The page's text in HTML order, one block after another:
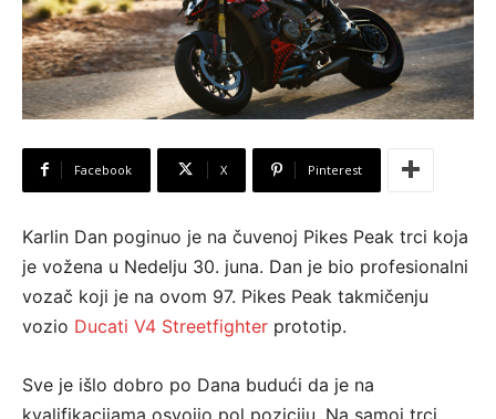
Facebook X Pinterest
Karlin Dan poginuo je na čuvenoj Pikes Peak trci koja
je vožena u Nedelju 30. juna. Dan je bio profesionalni
vozač koji je na ovom 97. Pikes Peak takmičenju
vozio Ducati V4 Streetfighter prototip.
Sve je išlo dobro po Dana budući da je na
kvalifikacijama osvojio pol poziciju. Na samoj trci